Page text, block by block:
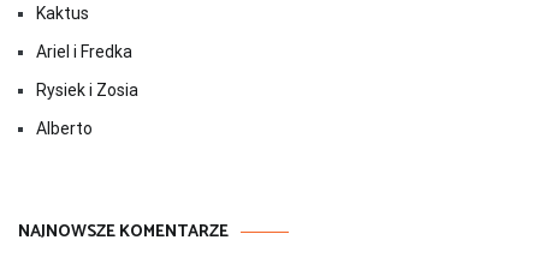
Kaktus
Ariel i Fredka
Rysiek i Zosia
Alberto
NAJNOWSZE KOMENTARZE